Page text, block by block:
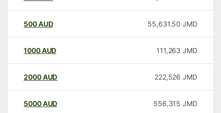
500AUD 55,631.50 JMD
1000AUD 111,263 JMD
2000AUD 222,526 JMD
5000AUD 556,315 JMD